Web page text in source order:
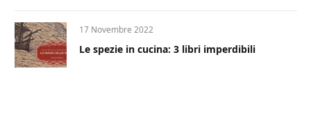
17 Novembre 2022
Le spezie in cucina: 3 libri imperdibili